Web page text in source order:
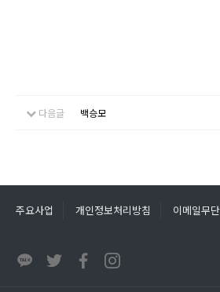
다음글 백승모
주요사업 개인정보처리방침 이메일무